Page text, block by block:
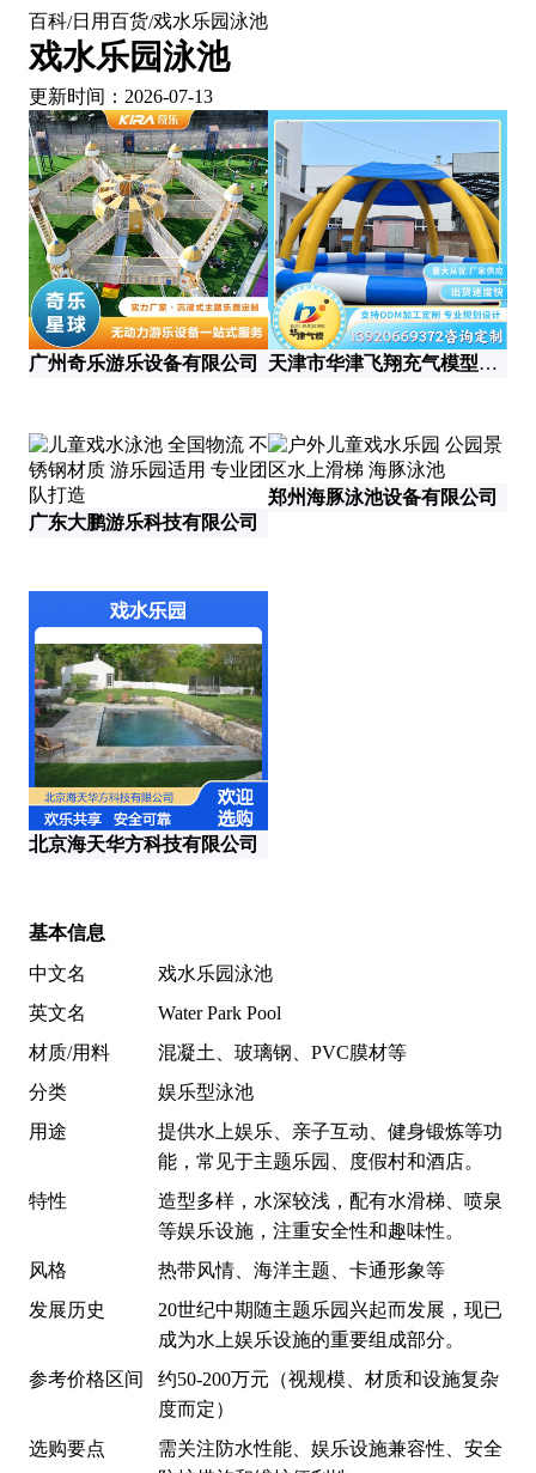
百科/日用百货/戏水乐园泳池
戏水乐园泳池
更新时间：2026-07-13
广州奇乐游乐设备有限公司 天津市华津飞翔充气模型科技有限公司
广东大鹏游乐科技有限公司
郑州海豚泳池设备有限公司
北京海天华方科技有限公司
基本信息
中文名
戏水乐园泳池
英文名
Water Park Pool
材质/用料
混凝土、玻璃钢、PVC膜材等
分类
娱乐型泳池
用途
提供水上娱乐、亲子互动、健身锻炼等功
能，常见于主题乐园、度假村和酒店。
特性
造型多样，水深较浅，配有水滑梯、喷泉
等娱乐设施，注重安全性和趣味性。
风格
热带风情、海洋主题、卡通形象等
发展历史
20世纪中期随主题乐园兴起而发展，现已
成为水上娱乐设施的重要组成部分。
参考价格区间
约50-200万元（视规模、材质和设施复杂
度而定）
选购要点
需关注防水性能、娱乐设施兼容性、安全